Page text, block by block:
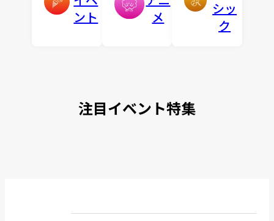
ント
メ
シッ
ク
注目イベント特集